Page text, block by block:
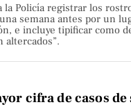
Policía registrar los
semana antes por un
e incluye tipificar como
altercados”.
cifra de casos